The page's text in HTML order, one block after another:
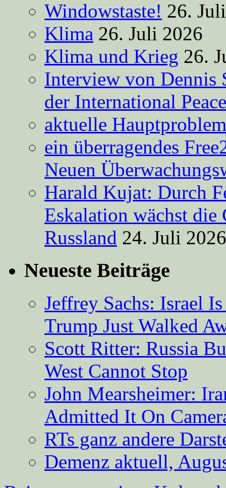
Windowstaste! 26.
Klima 26. Juli 2026
Klima und Krieg 26.
Interview von Dennis
der International
aktuelle
ein überragendes
Neuen
Harald Kujat: Durch
Eskalation wächst die
Russland 24. Juli 2026
Neueste Beiträge
Jeffrey Sachs: Israel
Trump Just Walked
Scott Ritter: Russia
West Cannot Stop
John Mearsheimer:
Admitted It On
RTs ganz andere
Demenz aktuell,